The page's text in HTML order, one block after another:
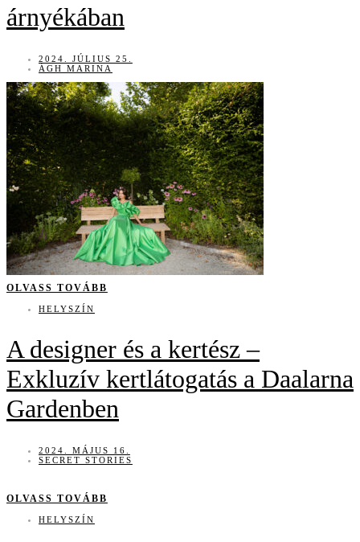
árnyékában
2024. JÚLIUS 25.
ÁGH MARINA
OLVASS TOVÁBB
HELYSZÍN
A designer és a kertész –
Exkluzív kertlátogatás a Daalarna
Gardenben
2024. MÁJUS 16.
SECRET STORIES
OLVASS TOVÁBB
HELYSZÍN